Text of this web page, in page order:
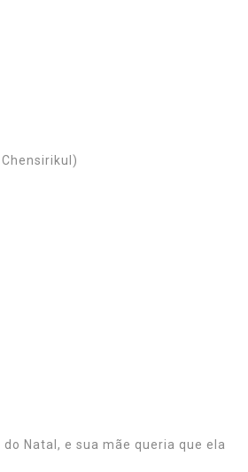
Natal, e sua mãe queria que ela